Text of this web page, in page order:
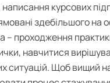
курсових
здебільшого на
– проходження
навчитися
ситуацій. Щоб вищий